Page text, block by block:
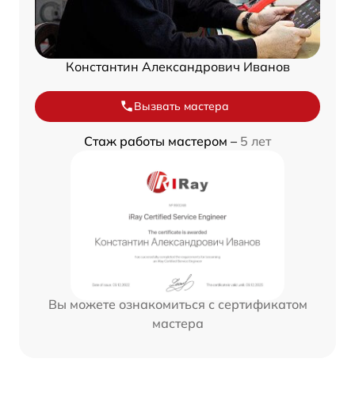
Константин Александрович Иванов
Вызвать мастера
Стаж работы мастером – 5 лет
Вы можете ознакомиться с сертификатом
мастера